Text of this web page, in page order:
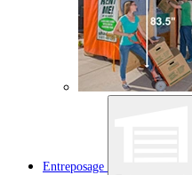
Entreposage